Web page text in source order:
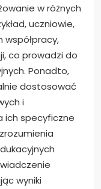
w różnych
uczniowie,
współpracy,
co prowadzi do
Ponadto,
dostosować
i
ich specyficzne
wyniki